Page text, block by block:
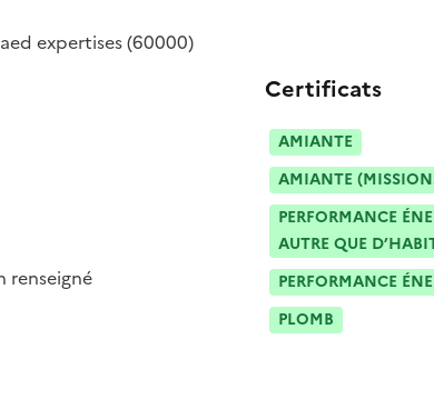
aed expertises(60000)
renseigné
Certificats
AMIANTE
AMIANTE
PERFORMANCE
AUTRE QUE
PERFORMANCE
PLOMB